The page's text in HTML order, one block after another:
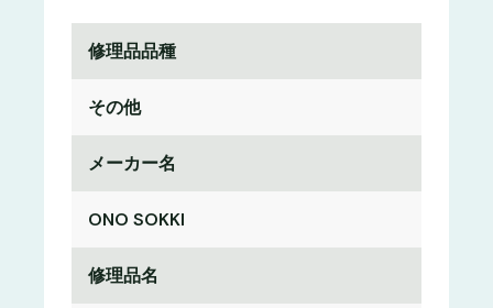
修理品品種
その他
メーカー名
ONO SOKKI
修理品名